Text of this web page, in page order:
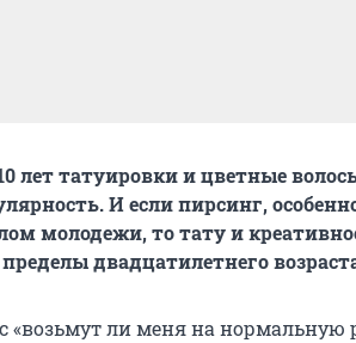
лет татуировки и цветные
И если пирсинг,
молодежи, то тату и
двадцатилетнего
«возьмут ли меня на нормальную